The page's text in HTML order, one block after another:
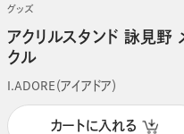
グッズ
アクリルスタンド 詠見野
クル
I.ADORE（アイアドア）
カートに入れる